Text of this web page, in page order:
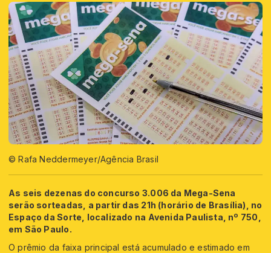
© Rafa Neddermeyer/Agência Brasil
As seis dezenas do concurso 3.006 da Mega-Sena
serão sorteadas, a partir das 21h (horário de Brasília), no
Espaço da Sorte, localizado na Avenida Paulista, nº 750,
em São Paulo.
O prêmio da faixa principal está acumulado e estimado em